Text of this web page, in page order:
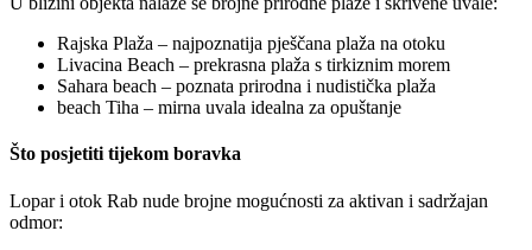
Rajska Plaža – najpoznatija pješčana plaža na otoku
Livacina Beach – prekrasna plaža s tirkiznim morem
Sahara beach – poznata prirodna i nudistička plaža
beach Tiha – mirna uvala idealna za opuštanje
Što posjetiti tijekom boravka
Lopar i otok Rab nude brojne mogućnosti za aktivan i sadržajan
odmor: